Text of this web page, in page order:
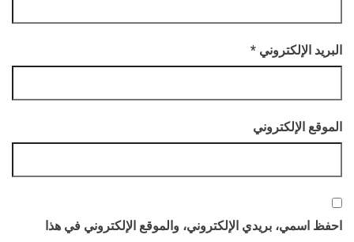
البريد الإلكتروني *
الموقع الإلكتروني
احفظ اسمي، بريدي الإلكتروني، والموقع الإلكتروني في هذا